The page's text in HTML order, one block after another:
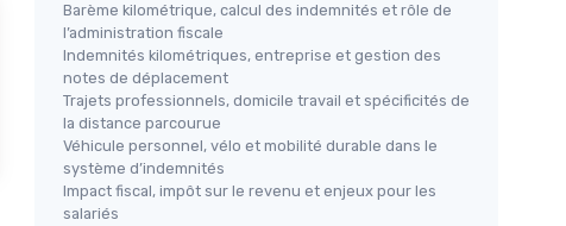
Barème kilométrique, calcul des indemnités et rôle de
l’administration fiscale
Indemnités kilométriques, entreprise et gestion des
notes de déplacement
Trajets professionnels, domicile travail et spécificités de
la distance parcourue
Véhicule personnel, vélo et mobilité durable dans le
système d’indemnités
Impact fiscal, impôt sur le revenu et enjeux pour les
salariés